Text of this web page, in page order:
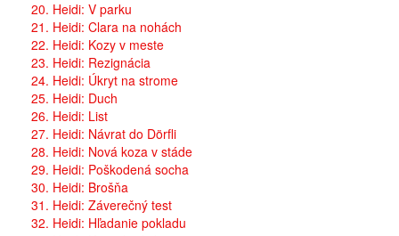
20. Heidi: V parku
21. Heidi: Clara na nohách
22. Heidi: Kozy v meste
23. Heidi: Rezignácia
24. Heidi: Úkryt na strome
25. Heidi: Duch
26. Heidi: List
27. Heidi: Návrat do Dörfli
28. Heidi: Nová koza v stáde
29. Heidi: Poškodená socha
30. Heidi: Brošňa
31. Heidi: Záverečný test
32. Heidi: Hľadanie pokladu